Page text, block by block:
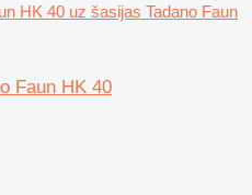
HK 40 uz šasijas Tadano Faun
Faun HK 40